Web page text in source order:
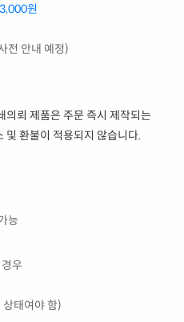
원
전 안내 예정)
뢰 제품은 주문 즉시 제작되는
및 환불이 적용되지 않습니다.
능
우
태여야 함)